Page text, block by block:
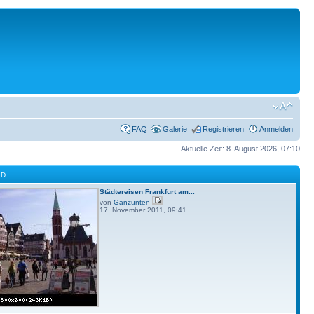
FAQ Galerie Registrieren Anmelden
Aktuelle Zeit: 8. August 2026, 07:10
Städtereisen Frankfurt am...
von Ganzunten
17. November 2011, 09:41